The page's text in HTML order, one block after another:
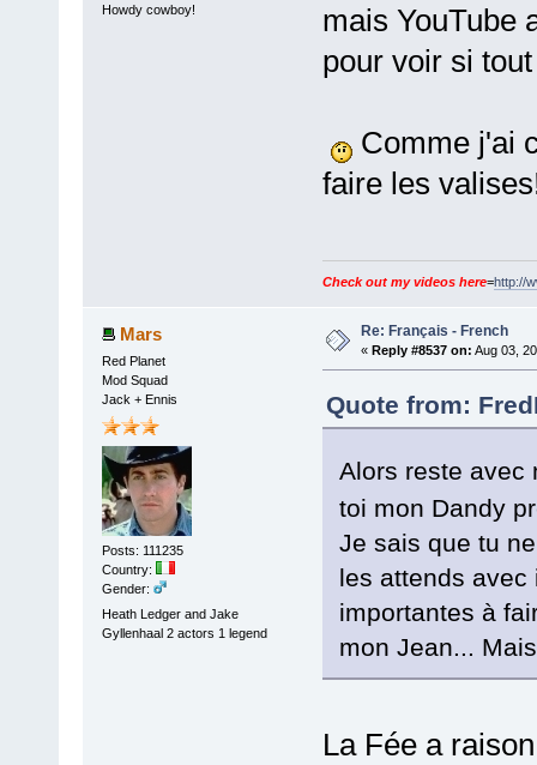
Howdy cowboy!
mais YouTube
pour voir si
Comme j'ai
faire les
Check out my videos here=http://
Mars
Red Planet
Mod Squad
Jack + Ennis
Posts: 111235
Country:
Gender:
Heath Ledger and Jake
Gyllenhaal 2 actors 1 legend
Re: Français - French
« Reply #8537 on: Aug 03,
Quote from:
Alors reste
toi mon Dandy
Je sais que tu
les attends
importantes à
mon Jean...
La Fée a